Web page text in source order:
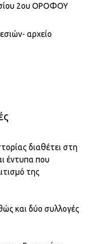
2ου ΟΡΟΦΟΥ
αρχείο
διαθέτει στη
έντυπα που
της
και δύο συλλογές